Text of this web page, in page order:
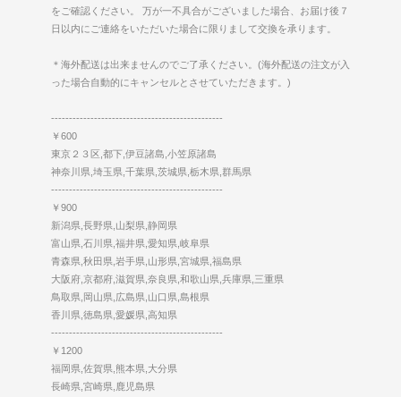
をご確認ください。 万が一不具合がございました場合、お届け後７
日以内にご連絡をいただいた場合に限りまして交換を承ります。
＊海外配送は出来ませんのでご了承ください。(海外配送の注文が入
った場合自動的にキャンセルとさせていただきます。)
------------------------------------------------
￥600
東京２３区,都下,伊豆諸島,小笠原諸島
神奈川県,埼玉県,千葉県,茨城県,栃木県,群馬県
------------------------------------------------
￥900
新潟県,長野県,山梨県,静岡県
富山県,石川県,福井県,愛知県,岐阜県
青森県,秋田県,岩手県,山形県,宮城県,福島県
大阪府,京都府,滋賀県,奈良県,和歌山県,兵庫県,三重県
鳥取県,岡山県,広島県,山口県,島根県
香川県,徳島県,愛媛県,高知県
------------------------------------------------
￥1200
福岡県,佐賀県,熊本県,大分県
長崎県,宮崎県,鹿児島県